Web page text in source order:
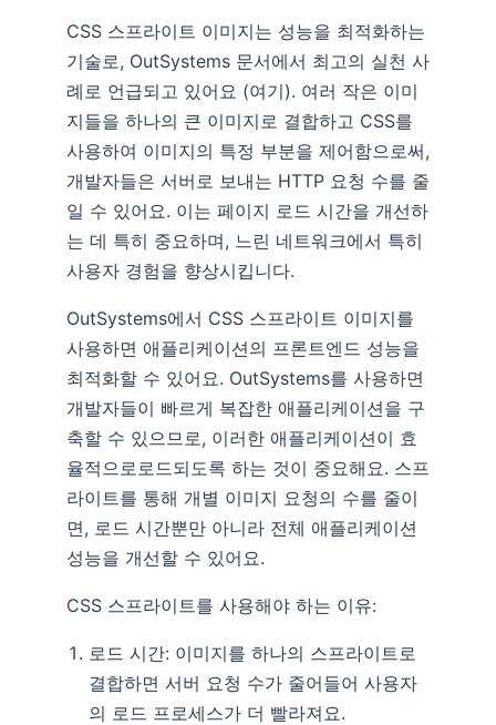
CSS 스프라이트 이미지는 성능을 최적화하는
기술로, OutSystems 문서에서 최고의 실천 사
례로 언급되고 있어요 (여기). 여러 작은 이미
지들을 하나의 큰 이미지로 결합하고 CSS를
사용하여 이미지의 특정 부분을 제어함으로써,
개발자들은 서버로 보내는 HTTP 요청 수를 줄
일 수 있어요. 이는 페이지 로드 시간을 개선하
는 데 특히 중요하며, 느린 네트워크에서 특히
사용자 경험을 향상시킵니다.
OutSystems에서 CSS 스프라이트 이미지를
사용하면 애플리케이션의 프론트엔드 성능을
최적화할 수 있어요. OutSystems를 사용하면
개발자들이 빠르게 복잡한 애플리케이션을 구
축할 수 있으므로, 이러한 애플리케이션이 효
율적으로로드되도록 하는 것이 중요해요. 스프
라이트를 통해 개별 이미지 요청의 수를 줄이
면, 로드 시간뿐만 아니라 전체 애플리케이션
성능을 개선할 수 있어요.
CSS 스프라이트를 사용해야 하는 이유:
로드 시간: 이미지를 하나의 스프라이트로
결합하면 서버 요청 수가 줄어들어 사용자
의 로드 프로세스가 더 빨라져요.